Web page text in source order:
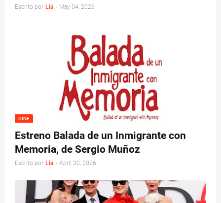
Escrito por Lia - May 04, 2026
CINE
Estreno Balada de un Inmigrante con
Memoria, de Sergio Muñoz
Escrito por Lia - April 30, 2026